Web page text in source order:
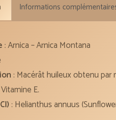
Informations
: Arnica – Arnica Montana
: Macérât huileux obtenu par
E.
: Helianthus annuus